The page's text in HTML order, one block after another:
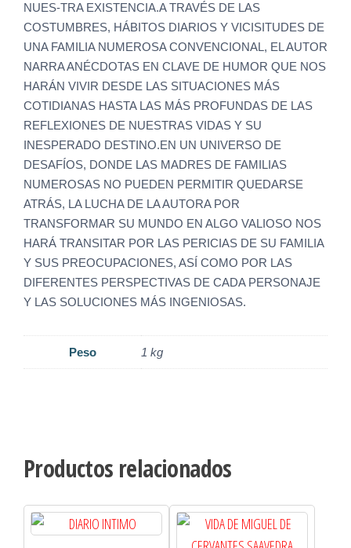
NUES-TRA EXISTENCIA.A TRAVÉS DE LAS
COSTUMBRES, HÁBITOS DIARIOS Y VICISITUDES DE
UNA FAMILIA NUMEROSA CONVENCIONAL, EL AUTOR
NARRA ANÉCDOTAS EN CLAVE DE HUMOR QUE NOS
HARÁN VIVIR DESDE LAS SITUACIONES MÁS
COTIDIANAS HASTA LAS MÁS PROFUNDAS DE LAS
REFLEXIONES DE NUESTRAS VIDAS Y SU
INESPERADO DESTINO.EN UN UNIVERSO DE
DESAFÍOS, DONDE LAS MADRES DE FAMILIAS
NUMEROSAS NO PUEDEN PERMITIR QUEDARSE
ATRÁS, LA LUCHA DE LA AUTORA POR
TRANSFORMAR SU MUNDO EN ALGO VALIOSO NOS
HARÁ TRANSITAR POR LAS PERICIAS DE SU FAMILIA
Y SUS PREOCUPACIONES, ASÍ COMO POR LAS
DIFERENTES PERSPECTIVAS DE CADA PERSONAJE
Y LAS SOLUCIONES MÁS INGENIOSAS.
Peso 1 kg
Productos relacionados